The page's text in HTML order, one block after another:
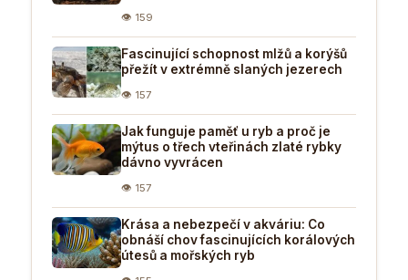
👁 159
Fascinující schopnost mlžů a korýšů
přežít v extrémně slaných jezerech
👁 157
Jak funguje paměť u ryb a proč je
mýtus o třech vteřinách zlaté rybky
dávno vyvrácen
👁 157
Krása a nebezpečí v akváriu: Co
obnáší chov fascinujících korálových
útesů a mořských ryb